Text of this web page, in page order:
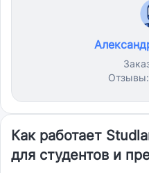
Отзывы:
Как работает
для студентов и